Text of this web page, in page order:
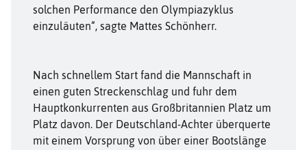
solchen Performance den Olympiazyklus
einzuläuten“, sagte Mattes Schönherr.
Nach schnellem Start fand die Mannschaft in
einen guten Streckenschlag und fuhr dem
Hauptkonkurrenten aus Großbritannien Platz um
Platz davon. Der Deutschland-Achter überquerte
mit einem Vorsprung von über einer Bootslänge